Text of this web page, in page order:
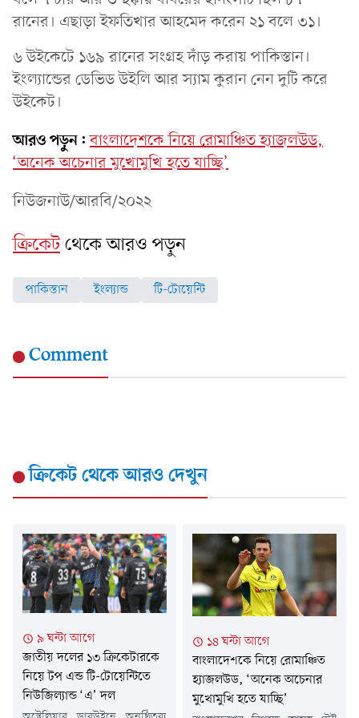
রানের। এছাড়া ইফতিখার আহমেদ করেন ২১ বলে ৩১।
৬ উইকেটে ১৬৯ রানের সংগ্রহ দাঁড় করায় পাকিস্তান।
ইংল্যান্ডের ডেভিড উইলি আর স্যাম কুরান নেন দুটি করে
উইকেট।
আরও পড়ুন: বাংলাদেশকে নিয়ে রোমাঞ্চিত হ্যাজলউড,
‘অনেক অচেনার মুখোমুখি হতে যাচ্ছি’
নিউজনাউ/আরবি/২০২২
ক্রিকেটথেকে আরও পড়ুন
পাকিস্তান ইংল্যান্ড টি-টোয়েন্টি
Comment
ক্রিকেটথেকে আরও দেখুন
৯ ঘন্টা আগে
জাতীয় দলের ১৩ ক্রিকেটারকে
নিয়ে টপ এন্ড টি-টোয়েন্টিতে
নিউজিল্যান্ড ‘এ’ দল
১৪ ঘন্টা আগে
বাংলাদেশকে নিয়ে রোমাঞ্চিত
হ্যাজলউড, ‘অনেক অচেনার
মুখোমুখি হতে যাচ্ছি’